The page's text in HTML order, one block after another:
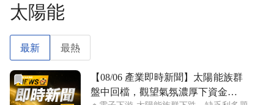
太陽能
最新 最熱
前往【08/06 產業即時新聞】太陽能族群盤中回檔，觀望氣
【08/06 產業即時新聞】太陽能族群
盤中回檔，觀望氣氛濃厚下資金逢